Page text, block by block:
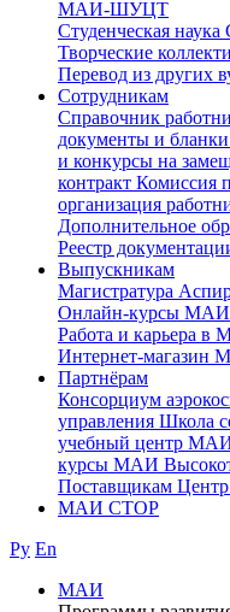
МАИ-ШУЦТ
Студенческая наука
Творческие
Перевод из других
Сотрудникам
Cправочник
документы и бланки
и конкурсы на
контракт Комиссия
организация
Дополнительное
Реестр
Выпускникам
Магистратура
Онлайн-курсы МАИ
Работа и карьера в
Интернет-магазин
Партнёрам
Консорциум
управления Школа
учебный центр
курсы МАИ
Поставщикам Центр
МАИ СТОР
Ру En
МАИ